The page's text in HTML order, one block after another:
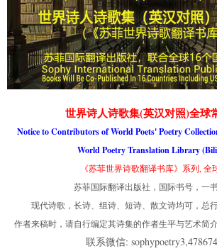
世界诗人诗歌集(英汉对照)全球
Notice to Contributors of World Poets' Poetry
World Poetry Translation Library
《苏菲世界诗歌翻译书库》系列, 全
苏菲国际翻译出版社，国际书号，一
现代诗歌，长诗、组诗、短诗、散文诗均可，总行
作者来稿时，请自行编定其诗集的作者生平与艺术简
联系微信: